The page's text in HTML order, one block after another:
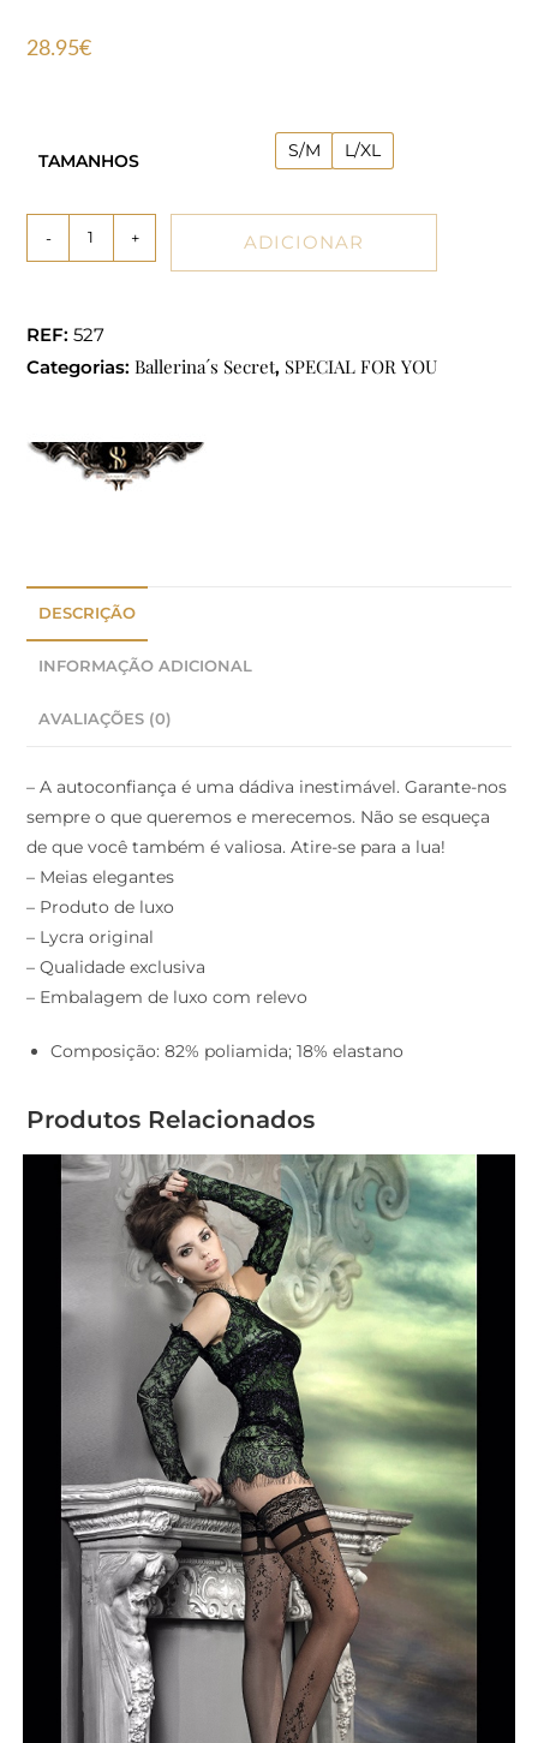
28.95€
TAMANHOS S/M L/XL
- + ADICIONAR
REF:527
Categorias:Ballerina´s Secret, SPECIAL FOR YOU
DESCRIÇÃO
INFORMAÇÃO ADICIONAL
AVALIAÇÕES (0)
– A autoconfiança é uma dádiva inestimável. Garante-nos
sempre o que queremos e merecemos. Não se esqueça
de que você também é valiosa. Atire-se para a lua!
– Meias elegantes
– Produto de luxo
– Lycra original
– Qualidade exclusiva
– Embalagem de luxo com relevo
Composição: 82% poliamida; 18% elastano
Produtos Relacionados